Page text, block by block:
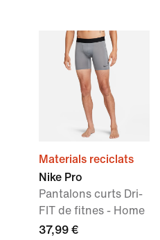
Materials reciclats
Nike Pro
Pantalons curts Dri-
FIT de fitnes - Home
37,99 €